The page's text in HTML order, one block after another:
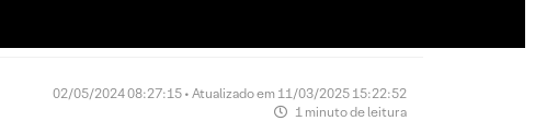
02/05/2024 08:27:15 • Atualizado em 11/03/2025 15:22:52
1 minuto de leitura